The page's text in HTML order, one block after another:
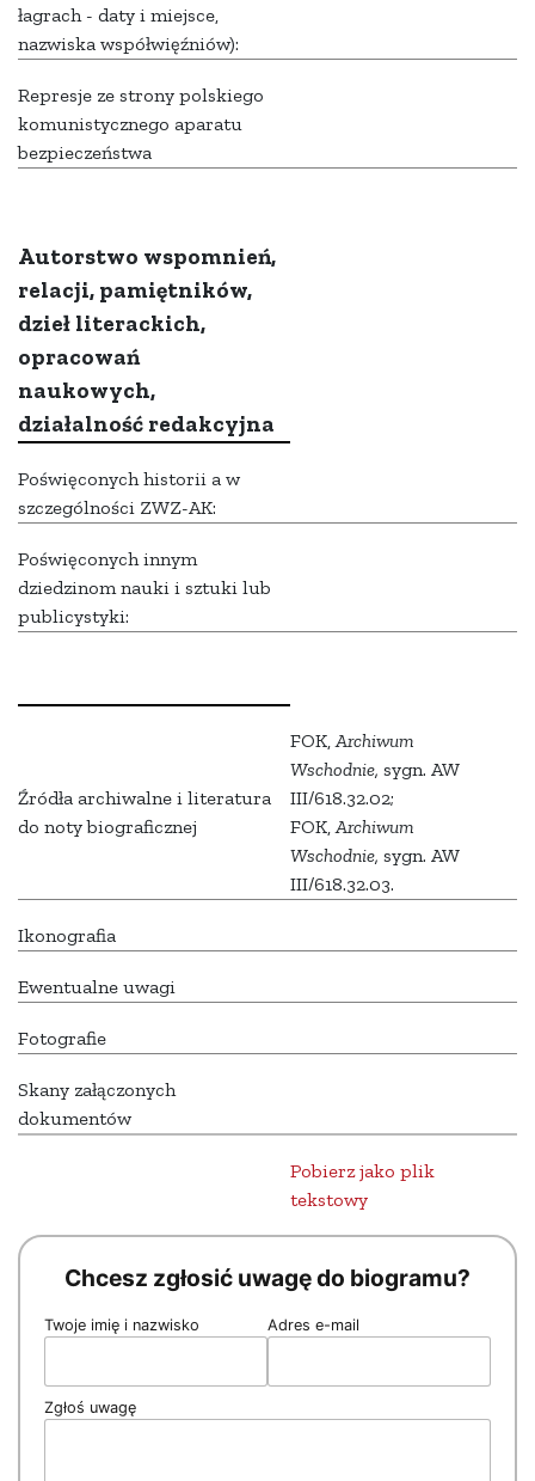
łagrach - daty i miejsce,
nazwiska współwięźniów):
Represje ze strony polskiego
komunistycznego aparatu
bezpieczeństwa
Autorstwo wspomnień,
relacji, pamiętników,
dzieł literackich,
opracowań
naukowych,
działalność redakcyjna
Poświęconych historii a w
szczególności ZWZ-AK:
Poświęconych innym
dziedzinom nauki i sztuki lub
publicystyki:
Źródła archiwalne i literatura
do noty biograficznej
FOK,Archiwum
Wschodnie, sygn. AW
III/618.32.02;
FOK,Archiwum
Wschodnie, sygn. AW
III/618.32.03.
Ikonografia
Ewentualne uwagi
Fotografie
Skany załączonych
dokumentów
Pobierz jako plik
tekstowy
Chcesz zgłosić uwagę do biogramu?
Twoje imię i nazwisko Adres e-mail
Zgłoś uwagę